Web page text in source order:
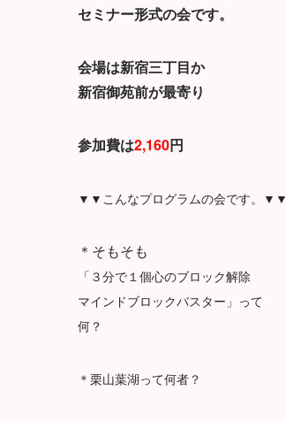
セミナー形式の会です。
会場は新宿三丁目か
新宿御苑前が最寄り
参加費は2,160円
▼▼こんなプログラムの会です。▼▼
＊そもそも
「３分で１個心のブロック解除
マインドブロックバスター」って
何？
＊栗山葉湖って何者？